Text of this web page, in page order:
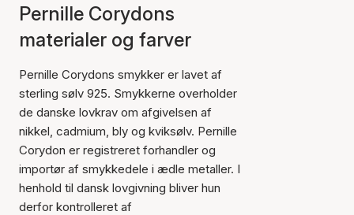
Pernille Corydons
materialer og farver
Pernille Corydons smykker er lavet af
sterling sølv 925. Smykkerne overholder
de danske lovkrav om afgivelsen af
nikkel, cadmium, bly og kviksølv. Pernille
Corydon er registreret forhandler og
importør af smykkedele i ædle metaller. I
henhold til dansk lovgivning bliver hun
derfor kontrolleret af